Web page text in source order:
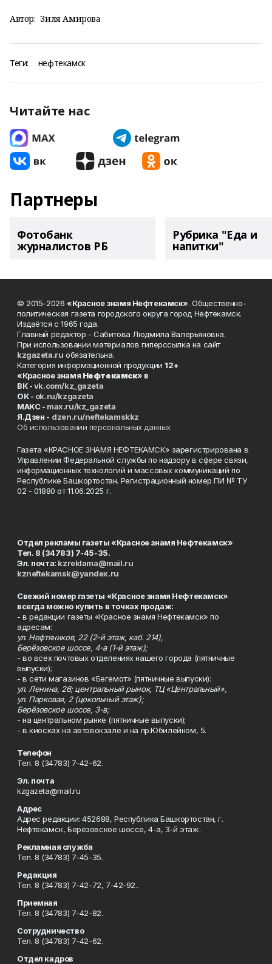
Автор: Зиля Амирова
Теги: нефтекамск
Читайте нас
Партнеры
Фотобанк
журналистов РБ
Рубрика "Еда и
напитки"
© 2015-2026 «Красное знамя Нефтекамск». Общественно-
политическая газета городского округа город Нефтекамск.
Издаётся с 1965 года.
Главный редактор - Сабитова Людмила Валерьяновна.
При использовании материалов гиперссылка на сайт
kzgazeta.ru обязательна.
Категория информационной продукции 12+
«Красное знамя Нефтекамск» в
ВК -vk.com/kz_gazeta
ОК - ok.ru/kzgazeta
MAKC - max.ru/kz_gazeta
Я.Дзен - dzen.ru/neftekamskkz
Об использовании персональных данных
Газета «КРАСНОЕ ЗНАМЯ НЕФТЕКАМСК» зарегистрирована в
Управлении Федеральной службы по надзору в сфере связи,
информационных технологий и массовых коммуникаций по
Республике Башкортостан. Регистрационный номер ПИ № ТУ
02 - 01880 от 11.06.2025 г.
Отдел рекламы газеты «Красное знамя Нефтекамск»
Тел. 8 (34783) 7-45-35.
Эл. почта: kzreklama@mail.ru
kzneftekamsk@yandex.ru
Свежий номер газеты «Красное знамя Нефтекамск»
всегда можно купить в точках продаж:
- в редакции газеты «Красное знамя Нефтекамск» по
адресам:
ул. Нефтяников, 22 (2-й этаж, каб. 214),
Берёзовское шоссе, 4-а (1-й этаж);
- во всех почтовых отделениях нашего города (пятничные
выпуски);
- в сети магазинов «Бегемот» (пятничные выпуски):
ул. Ленина, 26; центральный рынок, ТЦ «Центральный»,
ул. Парковая, 2 (цокольный этаж);
Берёзовское шоссе, 3-в;
- на центральном рынке (пятничные выпуски);
- в киосках на автовокзале и на пр.Юбилейном, 5.
Телефон
Тел. 8 (34783) 7-42-62.
Эл. почта
kzgazeta@mail.ru
Адрес
Адрес редакции: 452688, Республика Башкортостан, г.
Нефтекамск, Берёзовское шоссе, 4-а, 3-й этаж.
Рекламная служба
Тел. 8 (34783) 7-45-35.
Редакция
Тел. 8 (34783) 7-42-72, 7-42-92..
Приемная
Тел. 8 (34783) 7-42-82.
Сотрудничество
Тел. 8 (34783) 7-42-62.
Отдел кадров